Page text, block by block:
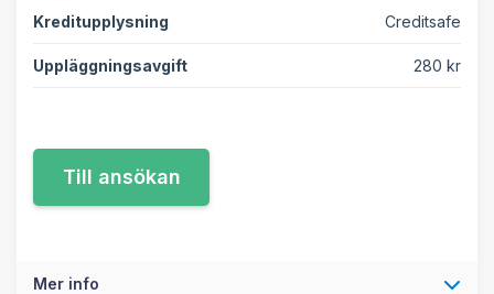
Kreditupplysning Creditsafe
Uppläggningsavgift 280 kr
Mer info